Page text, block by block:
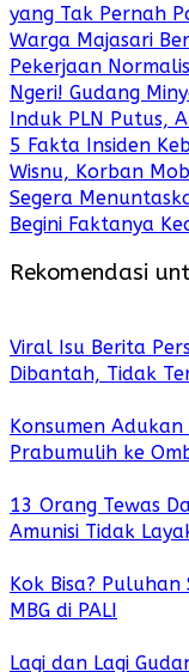
yang Tak Pernah
Warga Majasari
Pekerjaan
Ngeri! Gudang
Induk PLN Putus,
5 Fakta Insiden
Wisnu, Korban
Segera
Begini Faktanya
Rekomendasi
Viral Isu Berita
Dibantah, Tidak
Konsumen
Prabumulih ke
13 Orang Tewas
Amunisi Tidak
Kok Bisa?
MBG di PALI
Lagi dan Lagi